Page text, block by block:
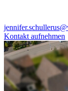
Kontakt aufnehmen